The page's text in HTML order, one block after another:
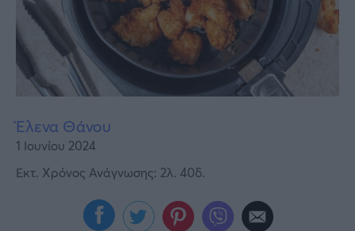
Έλενα Θάνου
1 Ιουνίου 2024
Εκτ. Χρόνος Ανάγνωσης: 2λ. 40δ.